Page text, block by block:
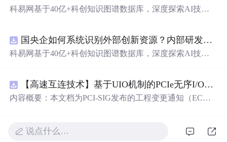
科易网基于40亿+科创知识图谱数据库，深度探索AI技术
新领域的AI+数智化解决方案，推动科技创新与产业创新
智能化发展。
国央企如何系统识别外部创新资源？内部研发体系完善，但对外部高校、中小科技企业技术能力缺乏动态认知。.docx
科易网基于40亿+科创知识图谱数据库，深度探索AI技术
新领域的AI+数智化解决方案，推动科技创新与产业创新
智能化发展。
【高速互连技术】基于UIO机制的PCIe无序I/O扩展：多路径架构下内存请求的高性能传输与排序控制方案设计
内容概要：本文档为PCI-SIG发布的工程变更通知（EC
规则对多路径拓扑和高性能IO系统的限制。UIO基于Flit模
说点什么…